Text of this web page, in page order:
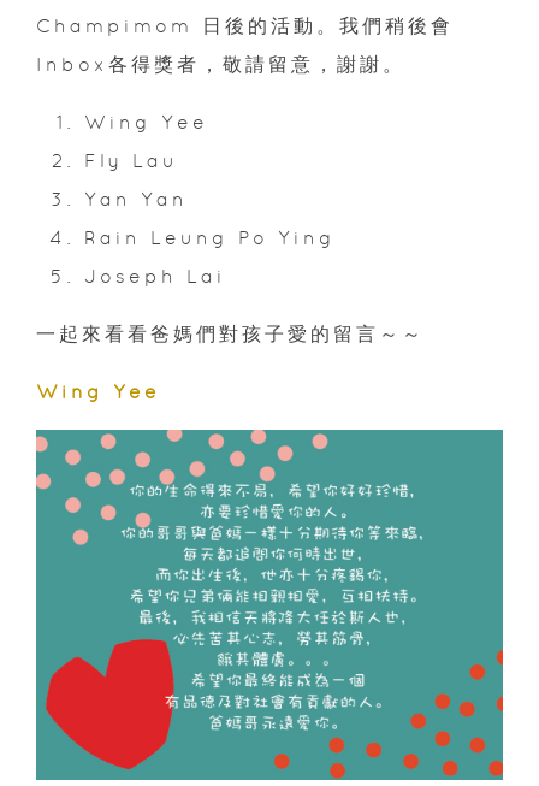
Champimom 日後的活動。我們稍後會
Inbox各得獎者，敬請留意，謝謝。
Wing Yee
Fly Lau
Yan Yan
Rain Leung Po Ying
Joseph Lai
一起來看看爸媽們對孩子愛的留言～～
Wing Yee